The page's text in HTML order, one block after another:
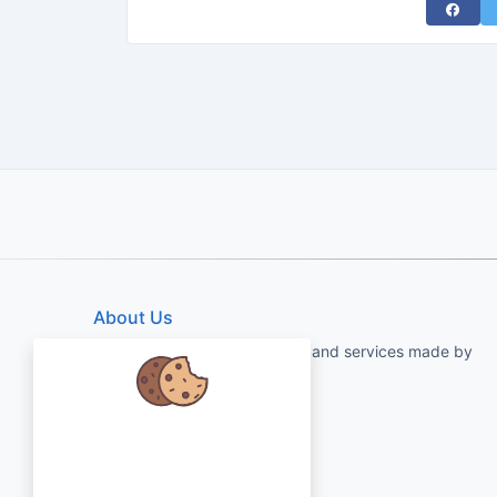
Share
About Us
qartvelo.com free online tools and services made by
KAKHA13